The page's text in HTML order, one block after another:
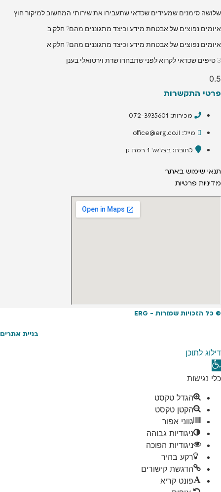
שלושה סימנים שמעידים שכדאי שתעבירו את שירותי המחשוב למיקור חוץ
איומים נפוצים של אבטחת מידע וכיצד מתגוננים מהם? חלק ב'
איומים נפוצים של אבטחת מידע וכיצד מתגוננים מהם? חלק א
3 טיפים שכדאי לקרוא לפני שתבחרו שרת וירטואלי בענן
פרטי התקשרות
מכירות: 072-3935601
מייל: office@erg.co.il
כתובת: בצלאל 1 רמת גן
תנאי שימוש באתר
מדיניות פרטיות
© כל הזכויות שמורות - ERG
בניית אתרים
דילוג לתוכן
פתח
סרגל
נגישות
כלי נגישות
הגדל טקסט
הקטן טקסט
גווני אפור
ניגודיות גבוהה
ניגודיות הפוכה
רקע בהיר
הדגשת קישורים
פונט קריא